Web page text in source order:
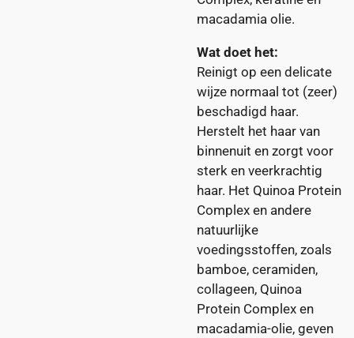
macadamia olie.
Wat doet het:
Reinigt op een delicate
wijze normaal tot (zeer)
beschadigd haar.
Herstelt het haar van
binnenuit en zorgt voor
sterk en veerkrachtig
haar. Het Quinoa Protein
Complex en andere
natuurlijke
voedingsstoffen, zoals
bamboe, ceramiden,
collageen, Quinoa
Protein Complex en
macadamia-olie, geven